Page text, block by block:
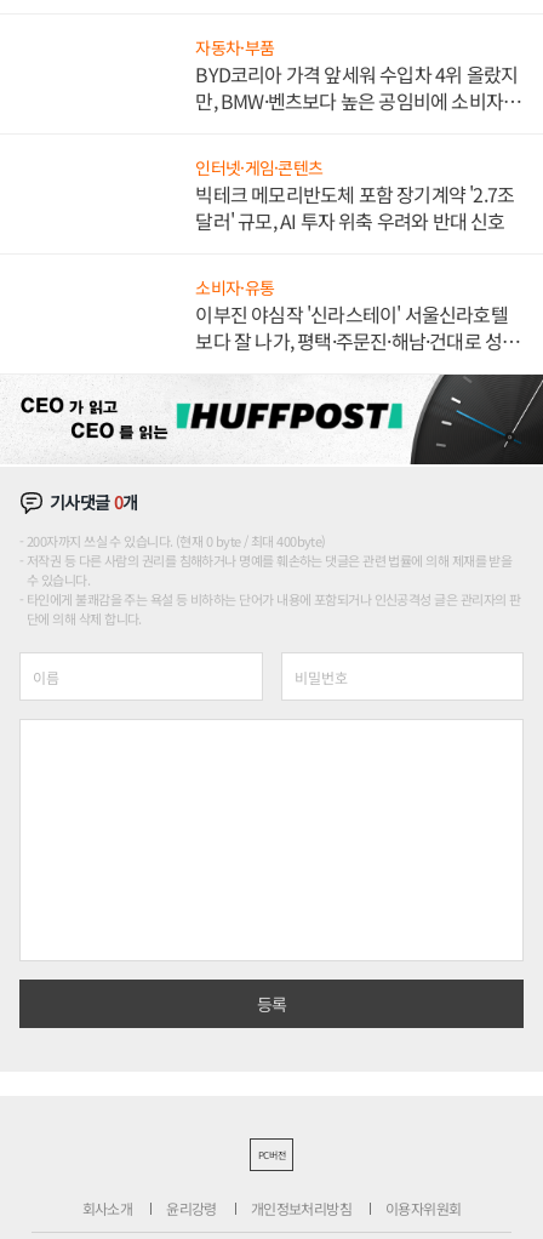
자동차·부품
BYD코리아 가격 앞세워 수입차 4위 올랐지
만, BMW·벤츠보다 높은 공임비에 소비자
인터넷·게임·콘텐츠
빅테크 메모리반도체 포함 장기계약 '2.7조
달러' 규모, AI 투자 위축 우려와 반대 신호
소비자·유통
이부진 야심작 '신라스테이' 서울신라호텔
보다 잘 나가, 평택·주문진·해남·건대로 성
장판 더 넓힌다
기사댓글0개
200자까지 쓰실 수 있습니다. (현재 0 byte / 최대 400byte)
저작권 등 다른 사람의 권리를 침해하거나 명예를 훼손하는 댓글은 관련 법률에 의해 제재를 받을
수 있습니다.
타인에게 불쾌감을 주는 욕설 등 비하하는 단어가 내용에 포함되거나 인신공격성 글은 관리자의 판
단에 의해 삭제 합니다.
PC버전
회사소개 윤리강령 개인정보처리방침 이용자위원회